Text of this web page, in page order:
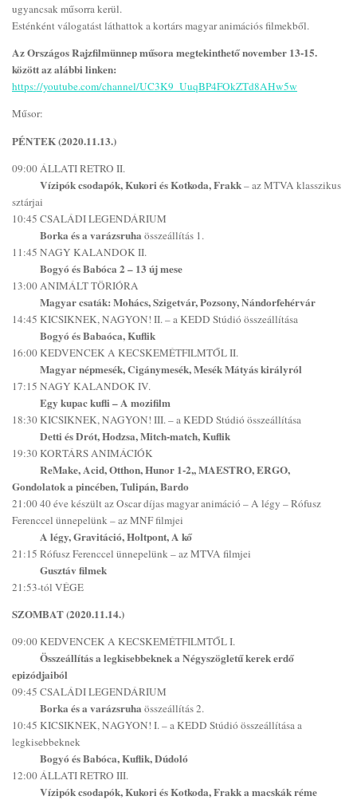
ugyancsak műsorra kerül.
Esténként válogatást láthattok a kortárs magyar animációs filmekből.
Az Országos Rajzfilmünnep műsora megtekinthető november 13-15.
között az alábbi linken:
https://youtube.com/channel/UC3K9_UuqBP4FOkZTd8AHw5w
Műsor:
PÉNTEK (2020.11.13.)
09:00 ÁLLATI RETRO II.
Vízipók csodapók, Kukori és Kotkoda, Frakk– az MTVA klasszikus
sztárjai
10:45 CSALÁDI LEGENDÁRIUM
Borka és a varázsruha összeállítás 1.
11:45 NAGY KALANDOK II.
Bogyó és Babóca 2 – 13 új mese
13:00 ANIMÁLT TÖRIÓRA
Magyar csaták: Mohács, Szigetvár, Pozsony, Nándorfehérvár
14:45 KICSIKNEK, NAGYON! II. – a KEDD Stúdió összeállítása
Bogyó és Babaóca, Kuflik
16:00 KEDVENCEK A KECSKEMÉTFILMTŐL II.
Magyar népmesék, Cigánymesék, Mesék Mátyás királyról
17:15 NAGY KALANDOK IV.
Egy kupac kufli – A mozifilm
18:30 KICSIKNEK, NAGYON! III. – a KEDD Stúdió összeállítása
Detti és Drót, Hodzsa, Mitch-match, Kuflik
19:30 KORTÁRS ANIMÁCIÓK
ReMake, Acid, Otthon, Hunor 1-2,, MAESTRO, ERGO,
Gondolatok a pincében, Tulipán, Bardo
21:00 40 éve készült az Oscar díjas magyar animáció – A légy – Rófusz
Ferenccel ünnepelünk – az MNF filmjei
A légy, Gravitáció, Holtpont, A kő
21:15 Rófusz Ferenccel ünnepelünk – az MTVA filmjei
Gusztáv filmek
21:53-tól VÉGE
SZOMBAT (2020.11.14.)
09:00 KEDVENCEK A KECSKEMÉTFILMTŐL I.
Összeállítás a legkisebbeknek a Négyszögletű kerek erdő
epizódjaiból
09:45 CSALÁDI LEGENDÁRIUM
Borka és a varázsruha összeállítás 2.
10:45 KICSIKNEK, NAGYON! I. – a KEDD Stúdió összeállítása a
legkisebbeknek
Bogyó és Babóca, Kuflik, Dúdoló
12:00 ÁLLATI RETRO III.
Vízipók csodapók, Kukori és Kotkoda, Frakk a macskák réme